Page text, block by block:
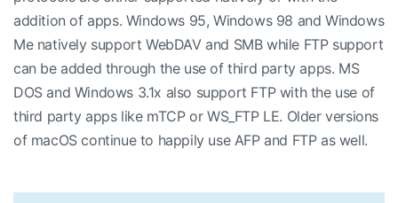
addition of apps. Windows 95, Windows 98 and Windows
Me natively support WebDAV and SMB while FTP support
can be added through the use of third party apps. MS
DOS and Windows 3.1x also support FTP with the use of
third party apps like mTCP or WS_FTP LE. Older versions
of macOS continue to happily use AFP and FTP as well.